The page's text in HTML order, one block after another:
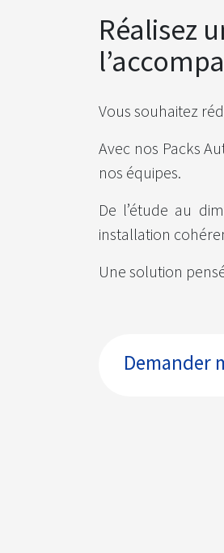
Réalisez
Vous souhaitez
Avec nos Packs
nos équipes.
De l’étude au
installation
Une solution
Demander